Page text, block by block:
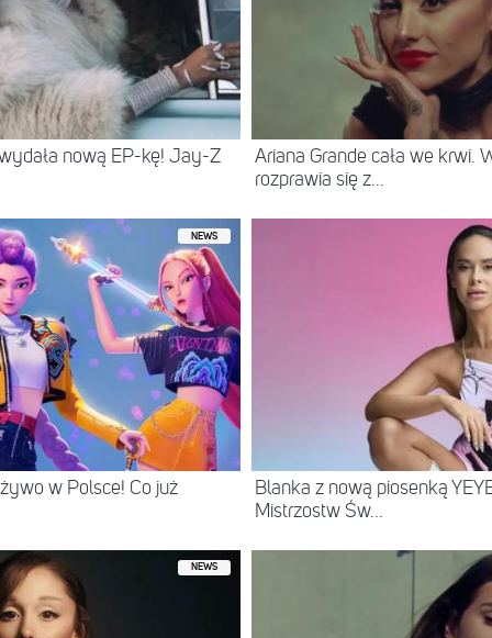
nową EP-kę! Jay-Z
Ariana Grande cała we krwi.
rozprawia się z...
NEWS
w Polsce! Co już
Blanka z nową piosenką
Mistrzostw Św...
NEWS